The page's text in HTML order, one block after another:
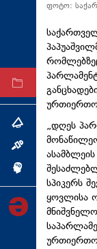
სპორტი
ტექნოლოგიები
ტაბლოიდი
ინქვიზიცია
ფოტო:
„დღეს
სპიკერს
ყოვლისა